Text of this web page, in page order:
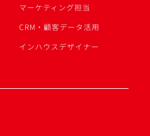
マーケティング担当
CRM・顧客データ活用
インハウスデザイナー